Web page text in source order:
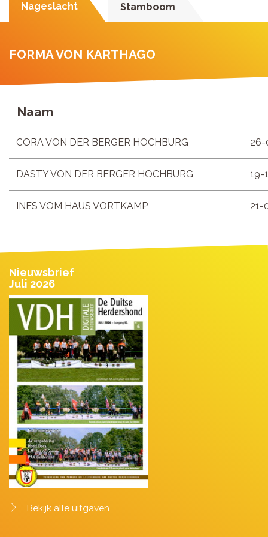
Nageslacht Stamboom
FORMA VON KARTHAGO
Naam
CORA VON DER BERGER HOCHBURG 26-
DASTY VON DER BERGER HOCHBURG 19-
INES VOM HAUS VORTKAMP 21-
Nieuwsbrief
Juli 2026
Bekijk alle uitgaven